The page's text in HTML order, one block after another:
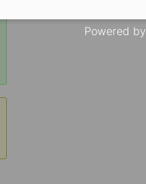
Powered by